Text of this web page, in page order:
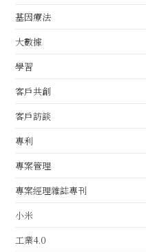
基因療法
大數據
學習
客戶共創
客戶訪談
專利
專案管理
專案經理雜誌專刊
小米
工業4.0